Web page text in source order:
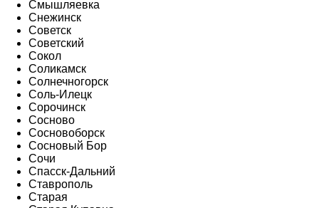
Смышляевка
Снежинск
Советск
Советский
Сокол
Соликамск
Солнечногорск
Соль-Илецк
Сорочинск
Сосново
Сосновоборск
Сосновый Бор
Сочи
Спасск-Дальний
Ставрополь
Старая